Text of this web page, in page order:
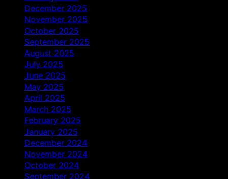
December 2025
November 2025
October 2025
September 2025
August 2025
July 2025
June 2025
May 2025
April 2025
March 2025
February 2025
January 2025
December 2024
November 2024
October 2024
September 2024